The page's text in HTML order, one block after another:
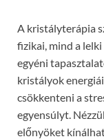
A kristályterápia
fizikai, mind a
egyéni
kristályok
csökkenteni a
egyensúlyt.
előnyöket